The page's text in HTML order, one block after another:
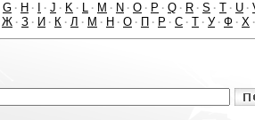
G · H · · J · K · L · M · N · O · P · Q · R · S · T · U ·
Ж · З · И · К · Л · М · Н · О · П · Р · С · Т · У · Ф · Х